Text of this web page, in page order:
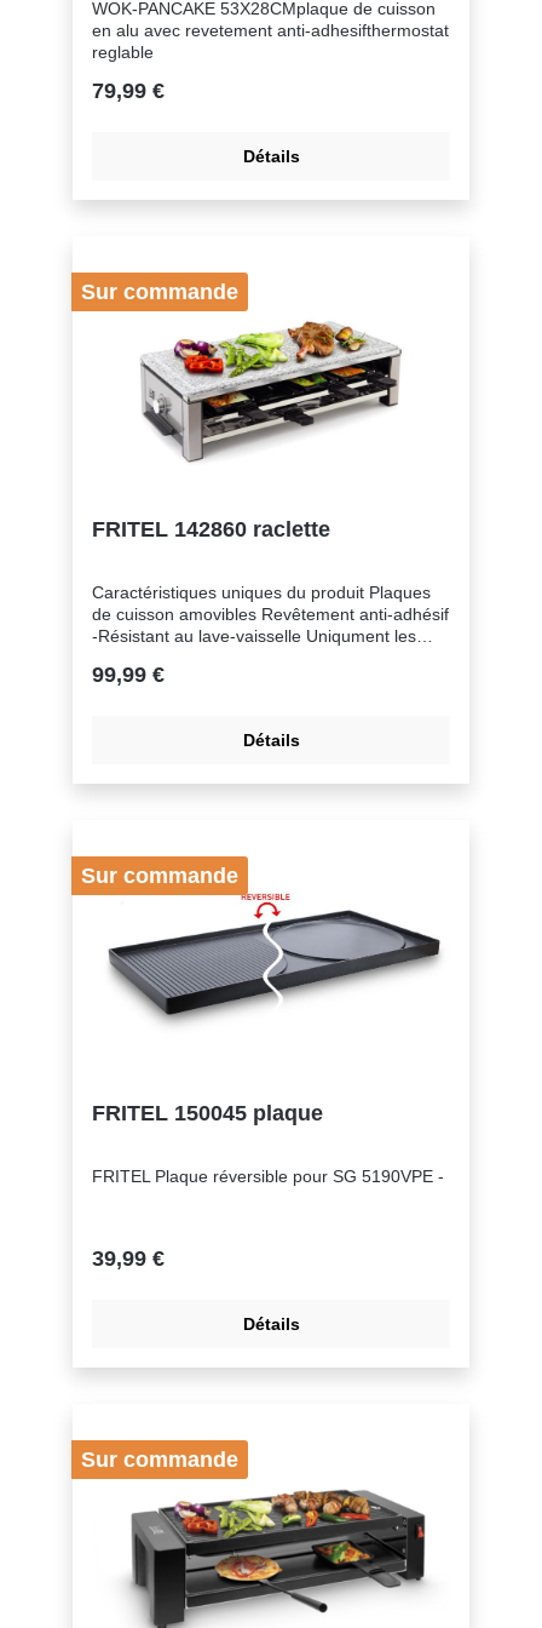
WOK-PANCAKE 53X28CMplaque de cuisson
en alu avec revetement anti-adhesifthermostat
reglable
79,99 €
Détails
Sur commande
FRITEL 142860 raclette
Caractéristiques uniques du produit Plaques
de cuisson amovibles Revêtement anti-adhésif
-Résistant au lave-vaisselle Uniqument les
de personnes 1 - 8Puissance (W)
plaque de cuisson Pierre naturelle
99,99 €
Détails
Sur commande
FRITEL 150045 plaque
FRITEL Plaque réversible pour SG 5190VPE -
39,99 €
Détails
Sur commande